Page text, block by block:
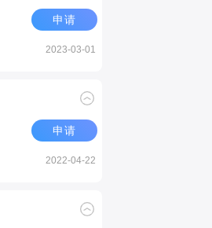
申请
2023-03-01
申请
2022-04-22